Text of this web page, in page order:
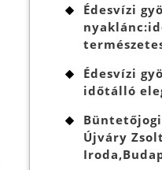
Édesvízi
Édesvízi
időtálló
Újváry